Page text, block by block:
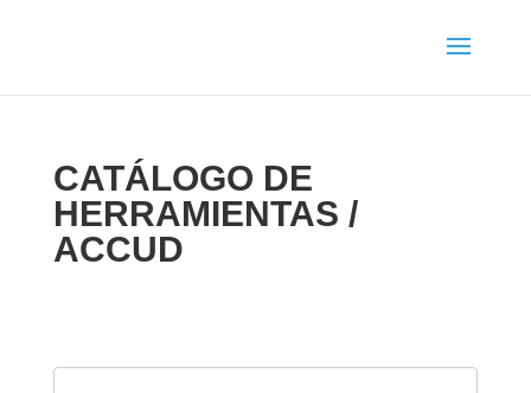
CATÁLOGO DE
HERRAMIENTAS /
ACCUD